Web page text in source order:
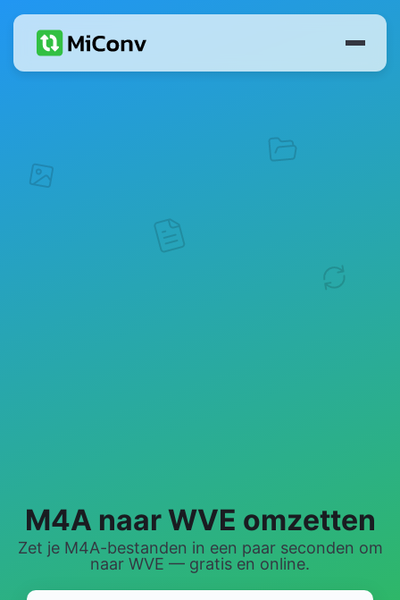
M4A naar WVE omzetten
Zet je M4A-bestanden in een paar seconden om
naar WVE — gratis en online.